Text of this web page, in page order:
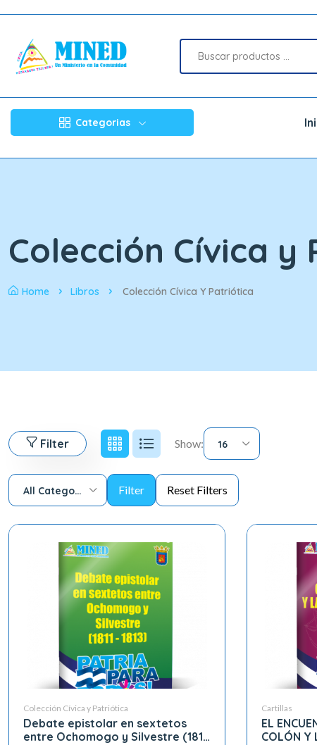
Categorias
Colección Cívica
Home Libros Colección Cívica Y Patriótica
Filter Show: 16
All Categories
Colección Cívica y Patriótica
Debate epistolar en sextetos
entre Ochomogo y Silvestre (1811
Cartillas
EL
COLÓN Y